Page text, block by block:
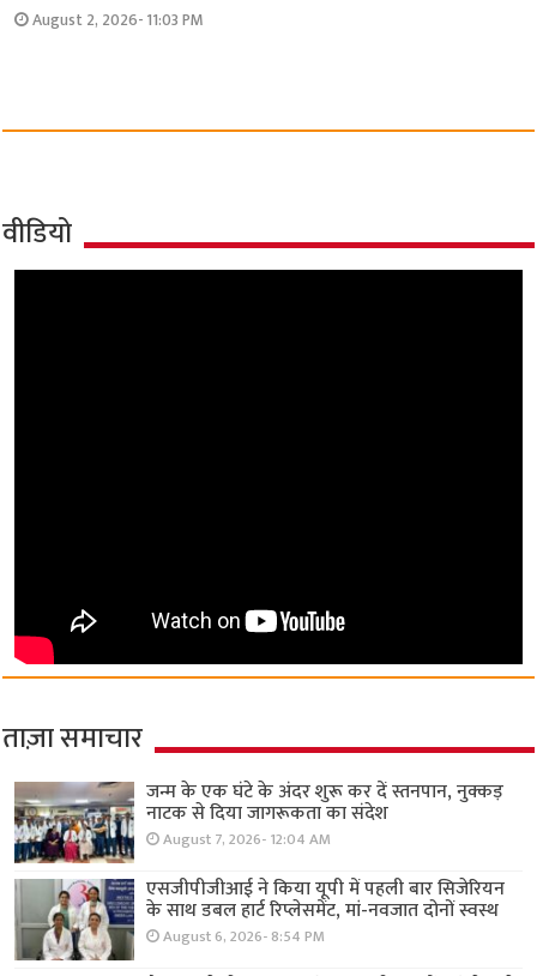
August 2, 2026- 11:03 PM
वीडियो
ताज़ा समाचार
जन्म के एक घंटे के अंदर शुरू कर दें स्तनपान, नुक्कड़
नाटक से दिया जागरूकता का संदेश
August 7, 2026- 12:04 AM
एसजीपीजीआई ने किया यूपी में पहली बार सिजेरियन
के साथ डबल हार्ट रिप्लेसमेंट, मां-नवजात दोनों स्वस्थ
August 6, 2026- 8:54 PM